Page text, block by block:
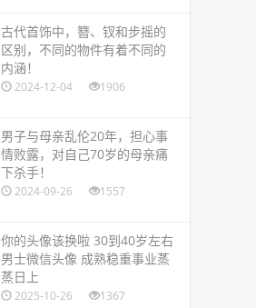
​古代首饰中，簪、钗和步摇的
区别，不同的物件有着不同的
内涵！
2024-12-04 1906
​男子与母亲乱伦20年，担心事
情败露，对自己70岁的母亲痛
下杀手！
2024-09-26 1557
​你的头像该换啦 30到40岁左右
男士微信头像 成熟稳重事业蒸
蒸日上
2025-10-26 1367